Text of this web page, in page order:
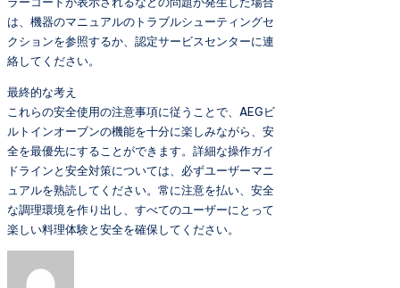
は、機器のマニュアルのトラブルシューティングセ
クションを参照するか、認定サービスセンターに連
絡してください。
最終的な考え
これらの安全使用の注意事項に従うことで、AEGビ
ルトインオーブンの機能を十分に楽しみながら、安
全を最優先にすることができます。詳細な操作ガイ
ドラインと安全対策については、必ずユーザーマニ
ュアルを熟読してください。常に注意を払い、安全
な調理環境を作り出し、すべてのユーザーにとって
楽しい料理体験と安全を確保してください。